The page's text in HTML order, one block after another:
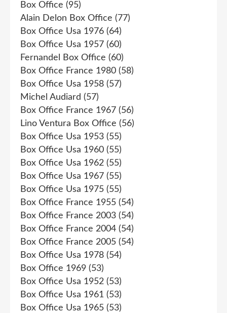
Box Office (95)
Alain Delon Box Office (77)
Box Office Usa 1976 (64)
Box Office Usa 1957 (60)
Fernandel Box Office (60)
Box Office France 1980 (58)
Box Office Usa 1958 (57)
Michel Audiard (57)
Box Office France 1967 (56)
Lino Ventura Box Office (56)
Box Office Usa 1953 (55)
Box Office Usa 1960 (55)
Box Office Usa 1962 (55)
Box Office Usa 1967 (55)
Box Office Usa 1975 (55)
Box Office France 1955 (54)
Box Office France 2003 (54)
Box Office France 2004 (54)
Box Office France 2005 (54)
Box Office Usa 1978 (54)
Box Office 1969 (53)
Box Office Usa 1952 (53)
Box Office Usa 1961 (53)
Box Office Usa 1965 (53)